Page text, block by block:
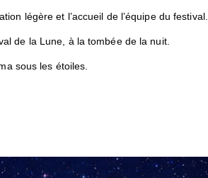
légère et l’accueil de l’équipe du festival.
de la Lune, à la tombée de la nuit.
sous les étoiles.